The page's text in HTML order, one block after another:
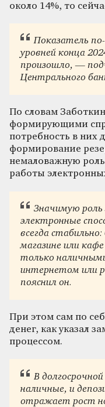
около 14%, то
Показатель
уровней конца
произошло, —
Центрального
По словам
формирующими
потребность в них
формирование
немаловажную роль
работы
Значимую роль
электронные
всегда
магазине или
только
интернетом или
пояснил он.
При этом сам по
денег, как указал
процессом.
В
наличные, и
отражает рост